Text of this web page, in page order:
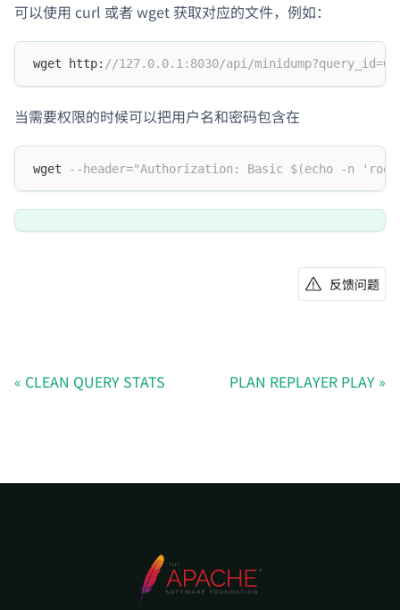
可以使用 curl 或者 wget 获取对应的文件，例如：
wget http: //127.0.0.1:8030/api/
当需要权限的时候可以把用户名和密码包含在
wget --header="Authorization: Basic $(echo -n 'root:'
反馈问题
CLEAN QUERY STATS PLAN REPLAYER PLAY